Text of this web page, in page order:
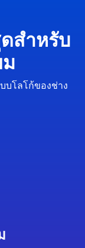
สำหรับ
บโลโก้ของช่าง